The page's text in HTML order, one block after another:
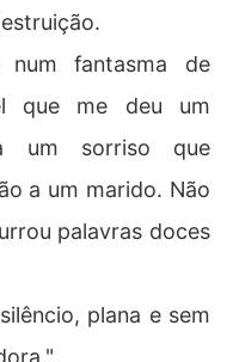
num fantasma de
que me deu um
um sorriso que
a um marido. Não
palavras doces
plana e sem